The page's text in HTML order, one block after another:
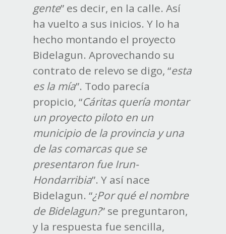
gente” es decir, en la calle. Así
ha vuelto a sus inicios. Y lo ha
hecho montando el proyecto
Bidelagun. Aprovechando su
contrato de relevo se digo, “esta
es la mía”. Todo parecía
propicio, “Cáritas quería montar
un proyecto piloto en un
municipio de la provincia y una
de las comarcas que se
presentaron fue Irun-
Hondarribia”. Y así nace
Bidelagun. “¿Por qué el nombre
de Bidelagun?” se preguntaron,
y la respuesta fue sencilla,